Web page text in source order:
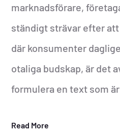
marknadsförare,
ständigt strävar efter
där konsumenter
otaliga budskap, är det
formulera en text som
Read More